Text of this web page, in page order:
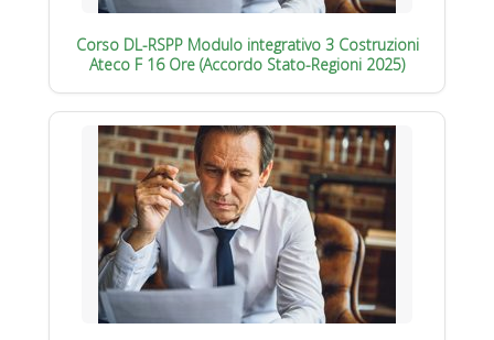
Corso DL-RSPP Modulo integrativo 3 Costruzioni
Ateco F 16 Ore (Accordo Stato-Regioni 2025)